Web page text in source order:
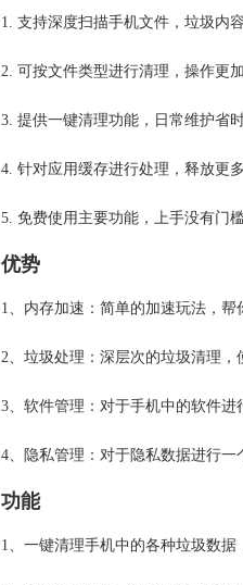
1. 支持深度扫描手机文件，垃圾内
2. 可按文件类型进行清理，操作更
3. 提供一键清理功能，日常维护省
4. 针对应用缓存进行处理，释放更
5. 免费使用主要功能，上手没有门
优势
1、内存加速：简单的加速玩法，帮
2、垃圾处理：深层次的垃圾清理，
3、软件管理：对于手机中的软件进
4、隐私管理：对于隐私数据进行一
功能
1、一键清理手机中的各种垃圾数据